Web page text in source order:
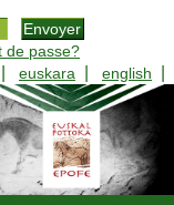
de passe?
euskara english